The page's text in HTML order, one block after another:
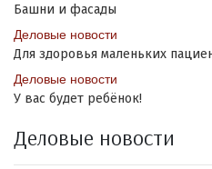
Башни и фасады
Деловые новости
Для здоровья маленьких
Деловые новости
У вас будет ребёнок!
Деловые новости